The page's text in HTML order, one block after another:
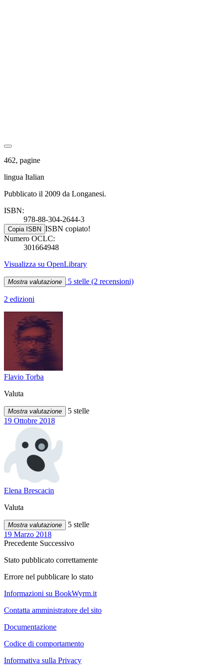
462, pagine
lingua Italian
Pubblicato il 2009 da Longanesi.
ISBN:
978-88-304-2644-3
Copia ISBN ISBN copiato!
Numero OCLC:
301664948
Visualizza su OpenLibrary
Mostra valutazione 5 stelle (2 recensioni)
2 edizioni
Flavio Torba
Valuta
Mostra valutazione
5 stelle
19 Ottobre 2018
Elena Brescacin
Valuta
Mostra valutazione
5 stelle
19 Marzo 2018
Precedente Successivo
Stato pubblicato correttamente
Errore nel pubblicare lo stato
Informazioni su BookWyrm.it
Contatta amministratore del sito
Documentazione
Codice di comportamento
Informativa sulla Privacy